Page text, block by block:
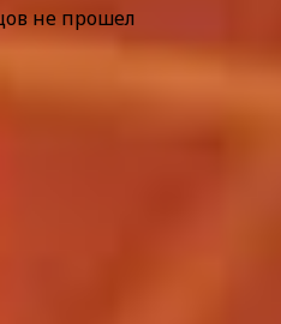
не прошел